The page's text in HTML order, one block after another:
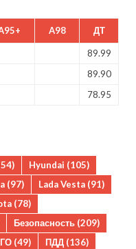
A98 ДТ
89.99
89.90
78.95
Hyundai (105)
(97) Lada Vesta (91)
(78)
Безопасность (209)
(49) ПДД (136)